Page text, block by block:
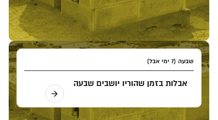
שבעה (7 ימי אבל)
אבלות בזמן שהוריו יושבים שבעה